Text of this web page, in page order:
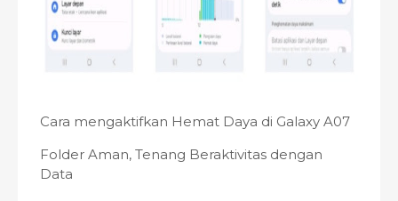
Cara mengaktifkan Hemat Daya di Galaxy A07
Folder Aman, Tenang Beraktivitas dengan
Data